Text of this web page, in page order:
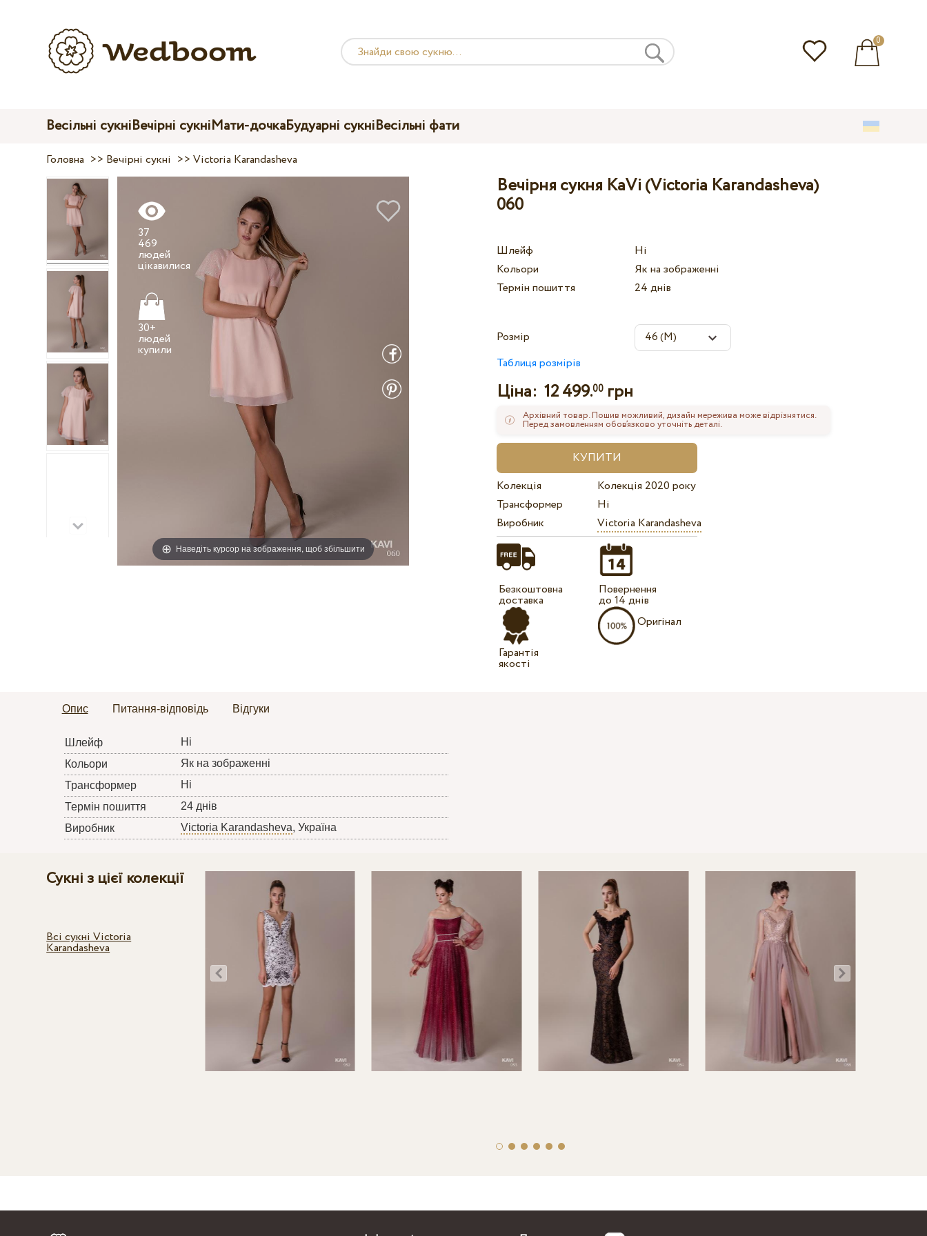
0
Весільні сукніВечірні сукніМати-дочкаБудуарні сукніВесільні фати
Головна >> Вечірні сукні >>Victoria Karandasheva
Наведіть курсор на зображення, щоб збільшити
37
469
людей
30+
людей
Вечірня сукня KaVi (Victoria Karandasheva)
060
Шлейф
Ні
Кольори
Як на зображенні
Термін пошиття
24 днів
Розмір
Таблиця розмірів
Ціна:12 499.00 грн
Архівний товар. Пошив можливий, дизайн мережива може відрізнятися.
Перед замовленням обов’язково уточніть деталі.
Колекція
Колекція 2020 року
Трансформер
Ні
Виробник
Victoria Karandasheva
Безкоштовна
доставка
Гарантія
якості
Повернення
до 14 днів
Оригінал
Опис Питання-відповідь Відгуки
Шлейф
Ні
Кольори
Як на зображенні
Трансформер
Ні
Термін пошиття
24 днів
Виробник
Victoria Karandasheva, Україна
Сукні з цієї колекції
Всі сукні Victoria
Karandasheva